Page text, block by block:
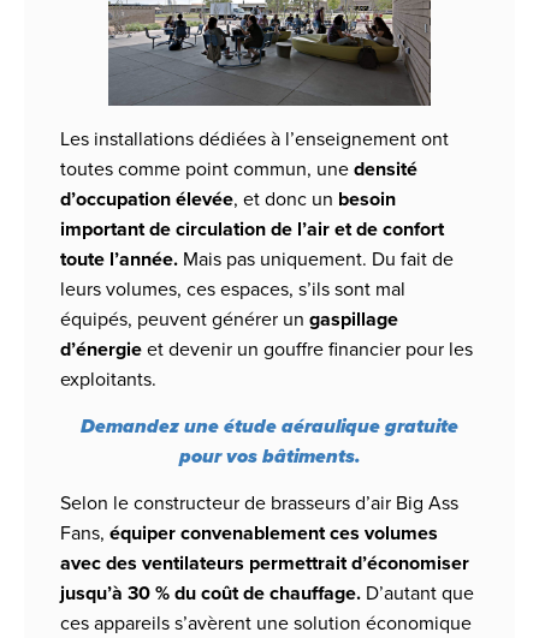
Les installations dédiées à l’enseignement ont
toutes comme point commun, une densité
d’occupation élevée, et donc un besoin
important de circulation de l’air et de confort
toute l’année. Mais pas uniquement. Du fait de
leurs volumes, ces espaces, s’ils sont mal
équipés, peuvent générer un gaspillage
d’énergie et devenir un gouffre financier pour les
exploitants.
Demandez une étude aéraulique gratuite
pour vos bâtiments.
Selon le constructeur de brasseurs d’air Big Ass
Fans, équiper convenablement ces volumes
avec des ventilateurs permettrait d’économiser
jusqu’à 30 % du coût de chauffage. D’autant que
ces appareils s’avèrent une solution économique